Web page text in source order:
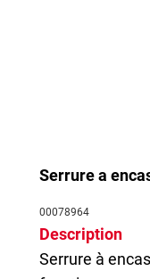
Serrure a
00078964
Description
Serrure à